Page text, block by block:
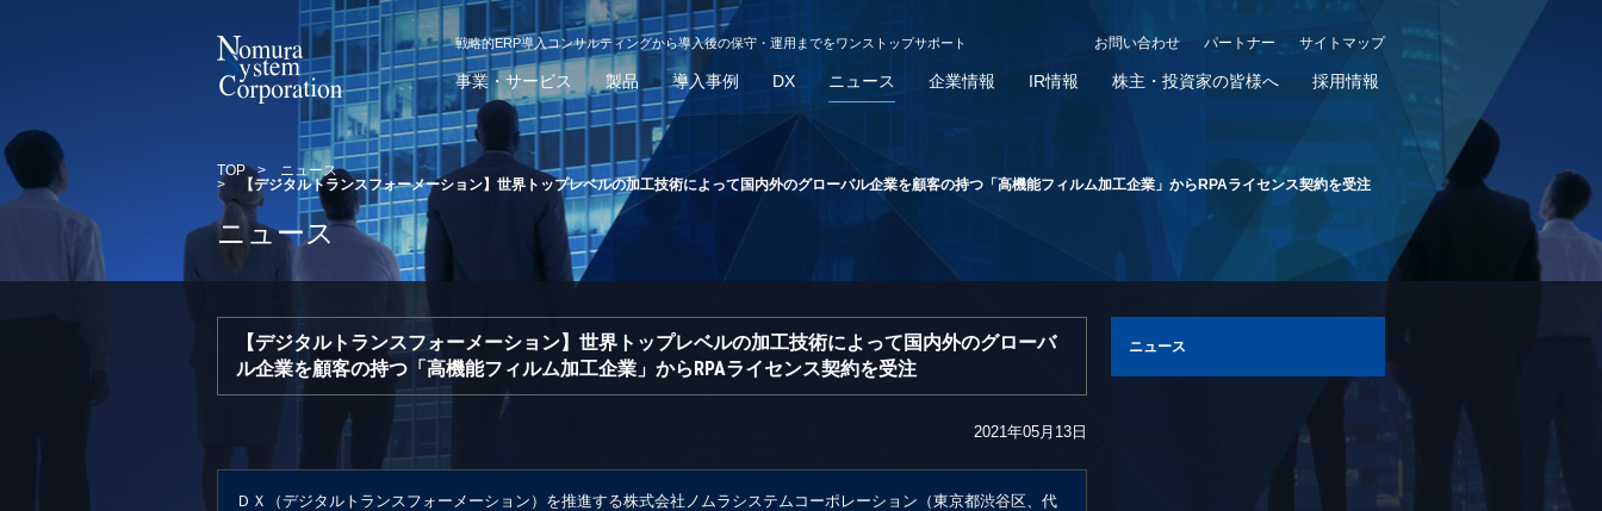
戦略的ERP導入コンサルティングから導入後の保守・運用までをワンストップサポート サイトマップ
パートナー
お問い合わせ
事業・サービス 製品 導入事例 DX ニュース 企業情報 IR情報 株主・投資家の皆様へ 採用情報
TOP > ニュース
>
【デジタルトランスフォーメーション】世界トップレベルの加工技術によって国内外のグローバル企業を顧客の持つ「高機能フィルム加工企業」からRPAライセンス契約を受注
ニュース
【デジタルトランスフォーメーション】世界トップレベルの加工技術によって国内外のグローバ
ル企業を顧客の持つ「高機能フィルム加工企業」からRPAライセンス契約を受注
2021年05月13日
ＤＸ（デジタルトランスフォーメーション）を推進する株式会社ノムラシステムコーポレーション（東京都渋谷区、代
ニュース